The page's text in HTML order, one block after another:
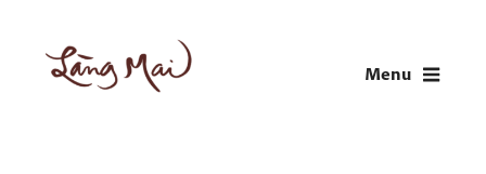
content
Menu